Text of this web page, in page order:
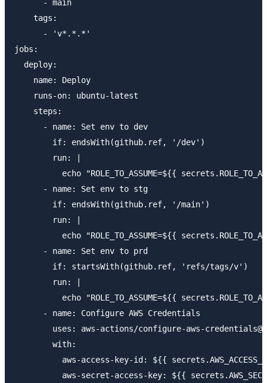
      - main
    tags:
      - 'v*.*.*'
jobs:
  deploy:
    name: Deploy
    runs-on: ubuntu-latest
    steps:
      - name: Set env to dev
        if: endsWith(github.ref, '/dev')
        run: |
echo "ROLE_TO_ASSUME=${{
      - name: Set env to stg
        if: endsWith(github.ref, '/main')
        run: |
echo "ROLE_TO_ASSUME=${{
      - name: Set env to prd
        if: startsWith(github.ref, 'refs/tags/v')
        run: |
echo "ROLE_TO_ASSUME=${{
      - name: Configure AWS Credentials
uses: aws-actions/configure-aws-
        with:
aws-access-key-id: ${{
aws-secret-access-key: ${{